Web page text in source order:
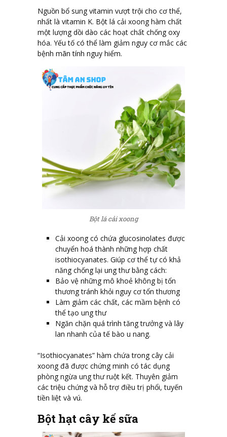
Nguồn bổ sung vitamin vượt trội cho cơ thể,
nhất là vitamin K. Bột lá cải xoong hàm chất
một lượng dồi dào các hoạt chất chống oxy
hóa. Yếu tố có thể làm giảm nguy cơ mắc các
bệnh mãn tính nguy hiểm.
Bột lá cải xoong
Cải xoong có chứa glucosinolates được
chuyển hoá thành những hợp chất
isothiocyanates. Giúp cơ thể tự có khả
năng chống lại ung thư bằng cách:
Bảo vệ những mô khoẻ không bị tổn
thương tránh khỏi nguy cơ tổn thương
Làm giảm các chất, các mầm bệnh có
thể tạo ung thư
Ngăn chặn quá trình tăng trưởng và lây
lan nhanh của tế bào u nang.
“Isothiocyanates” hàm chứa trong cây cải
xoong đã được chứng minh có tác dụng
phòng ngừa ung thư ruột kết. Thuyên giảm
các triệu chứng và hỗ trợ điều trị phổi, tuyến
tiền liệt và vú.
Bột hạt cây kế sữa